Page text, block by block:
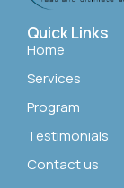
Quick Links
Home
Services
Program
Testimonials
Contact us